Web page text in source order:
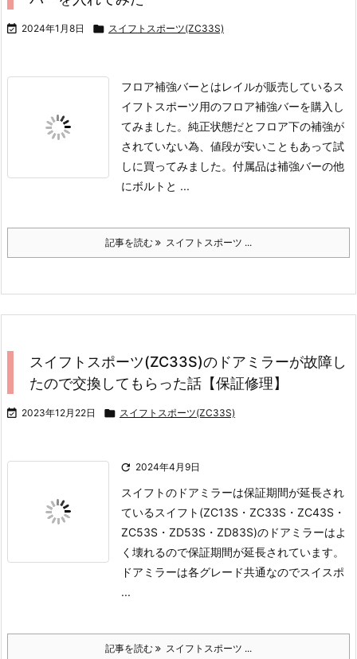
 2024年1月8日  スイフトスポーツ(ZC33S)
フロア補強バーとはレイルが販売しているス
イフトスポーツ用のフロア補強バーを購入し
てみました。 純正状態だとフロア下の補強が
されていない為、値段が安いこともあって試
しに買ってみました。 付属品は補強バーの他
にボルトと ...
記事を読む スイフトスポーツ ...
スイフトスポーツ(ZC33S)のドアミラーが故障し
たので交換してもらった話【保証修理】
 2023年12月22日  スイフトスポーツ(ZC33S)
 2024年4月9日
スイフトのドアミラーは保証期間が延長され
ているスイフト(ZC13S・ZC33S・ZC43S・
ZC53S・ZD53S・ZD83S)のドアミラーはよ
く壊れるので保証期間が延長されています。
ドアミラーは各グレード共通なのでスイスポ
...
記事を読む スイフトスポーツ ...